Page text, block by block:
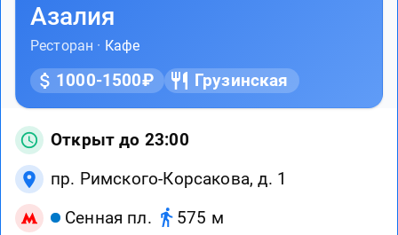
Азалия
Ресторан · Кафе
1000-1500₽ Грузинская
Открыт до 23:00
пр. Римского-Корсакова, д. 1
Сенная пл.
575 м